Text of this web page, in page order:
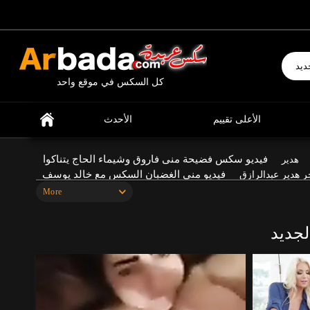
كل السكس في موقع واحد
إبحث عن ما تشتهي
الأحدث الأعلى تقييم
هدير
فيديو سكس فضيحة منى فاروق وشيماء الحاج يتناكوا
هدير عبدالرازق
فيديو منى الغضبان السكس مع خالد يوسف
سكس فضيحة ياسمين الخطيب والمخرج خالد يوسف
فيديو هدير عبدالرازق سكس هدير فضيحة غادة عبد الرازق
و قبلات شاهد قبل الحذف فيديو كول
مسرب حبيبه رضا فيديو مسرب سعوديات
فيديو مترجم فيديو خالد يوسف
More